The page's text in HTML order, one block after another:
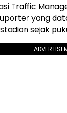
Traffic
yang
sejak